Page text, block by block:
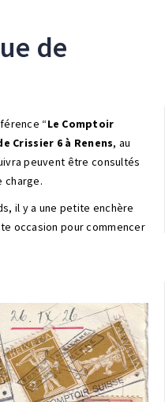
de
“Le Comptoir
Crissier 6 à Renens, au
peuvent être consultés
charge.
il y a une petite enchère
occasion pour commencer